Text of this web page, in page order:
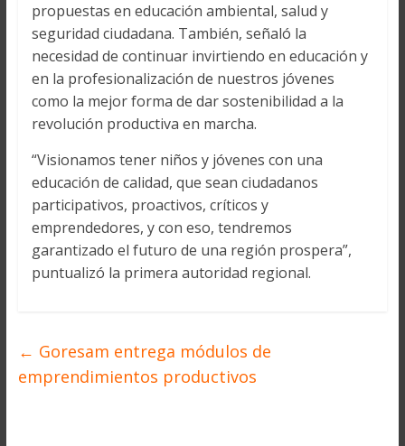
propuestas en educación ambiental, salud y
seguridad ciudadana. También, señaló la
necesidad de continuar invirtiendo en educación y
en la profesionalización de nuestros jóvenes
como la mejor forma de dar sostenibilidad a la
revolución productiva en marcha.
“Visionamos tener niños y jóvenes con una
educación de calidad, que sean ciudadanos
participativos, proactivos, críticos y
emprendedores, y con eso, tendremos
garantizado el futuro de una región prospera”,
puntualizó la primera autoridad regional.
← Goresam entrega módulos de
emprendimientos productivos